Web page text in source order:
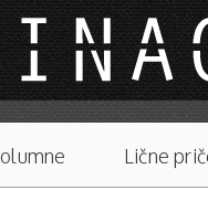
Lične